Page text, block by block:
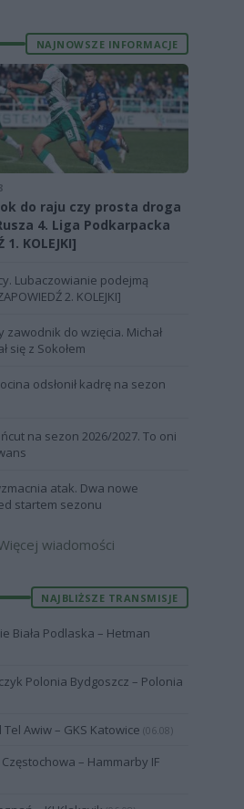
NAJNOWSZE INFORMACJE
do raju czy prosta droga
4. Liga Podkarpacka
1. KOLEJKI]
Lubaczowianie podejmą
2. KOLEJKI]
zawodnik do wzięcia. Michał
się z Sokołem
odsłonił kadrę na sezon
na sezon 2026/2027. To oni
atak. Dwa nowe
startem sezonu
wiadomości
NAJBLIŻSZE TRANSMISJE
Biała Podlaska – Hetman
Polonia Bydgoszcz – Polonia
Awiw – GKS Katowice (06.08)
– Hammarby IF